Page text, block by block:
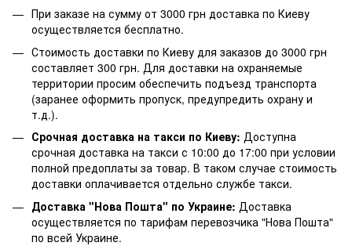
При заказе на сумму от 3000 грн доставка по Киеву
осуществляется бесплатно.
Стоимость доставки по Киеву для заказов до 3000 грн
составляет 300 грн. Для доставки на охраняемые
территории просим обеспечить подъезд транспорта
(заранее оформить пропуск, предупредить охрану и
т.д.).
Срочная доставка на такси по Киеву: Доступна
срочная доставка на такси с 10:00 до 17:00 при условии
полной предоплаты за товар. В таком случае стоимость
доставки оплачивается отдельно службе такси.
Доставка "Нова Пошта" по Украине: Доставка
осуществляется по тарифам перевозчика "Нова Пошта"
по всей Украине.